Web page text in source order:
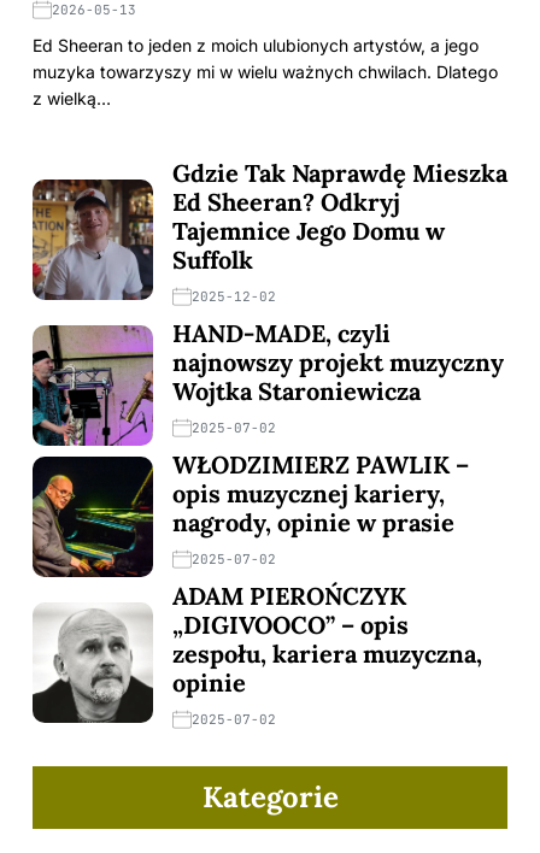
2026-05-13
Ed Sheeran to jeden z moich ulubionych artystów, a jego
muzyka towarzyszy mi w wielu ważnych chwilach. Dlatego
z wielką…
Gdzie Tak Naprawdę Mieszka
Ed Sheeran? Odkryj
Tajemnice Jego Domu w
Suffolk
2025-12-02
HAND-MADE, czyli
najnowszy projekt muzyczny
Wojtka Staroniewicza
2025-07-02
WŁODZIMIERZ PAWLIK –
opis muzycznej kariery,
nagrody, opinie w prasie
2025-07-02
ADAM PIEROŃCZYK
„DIGIVOOCO” – opis
zespołu, kariera muzyczna,
opinie
2025-07-02
Kategorie